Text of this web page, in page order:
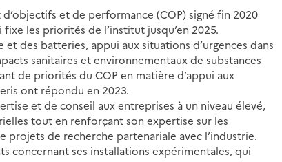
et de performance (COP) signé fin 2020
les priorités de l’institut jusqu’en 2025.
des batteries, appui aux situations d’urgences dans
sanitaires et environnementaux de substances
de priorités du COP en matière d’appui aux
ont répondu en 2023.
et de conseil aux entreprises à un niveau élevé,
tout en renforçant son expertise sur les
de recherche partenariale avec l’industrie.
concernant ses installations expérimentales, qui